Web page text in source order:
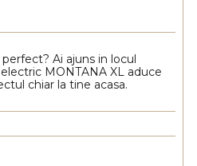
Ai ajuns in locul
MONTANA XL aduce
chiar la tine acasa.